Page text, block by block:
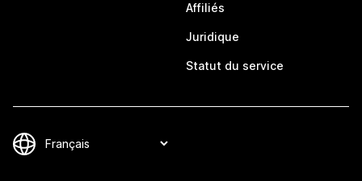
Affiliés
Juridique
Statut du service